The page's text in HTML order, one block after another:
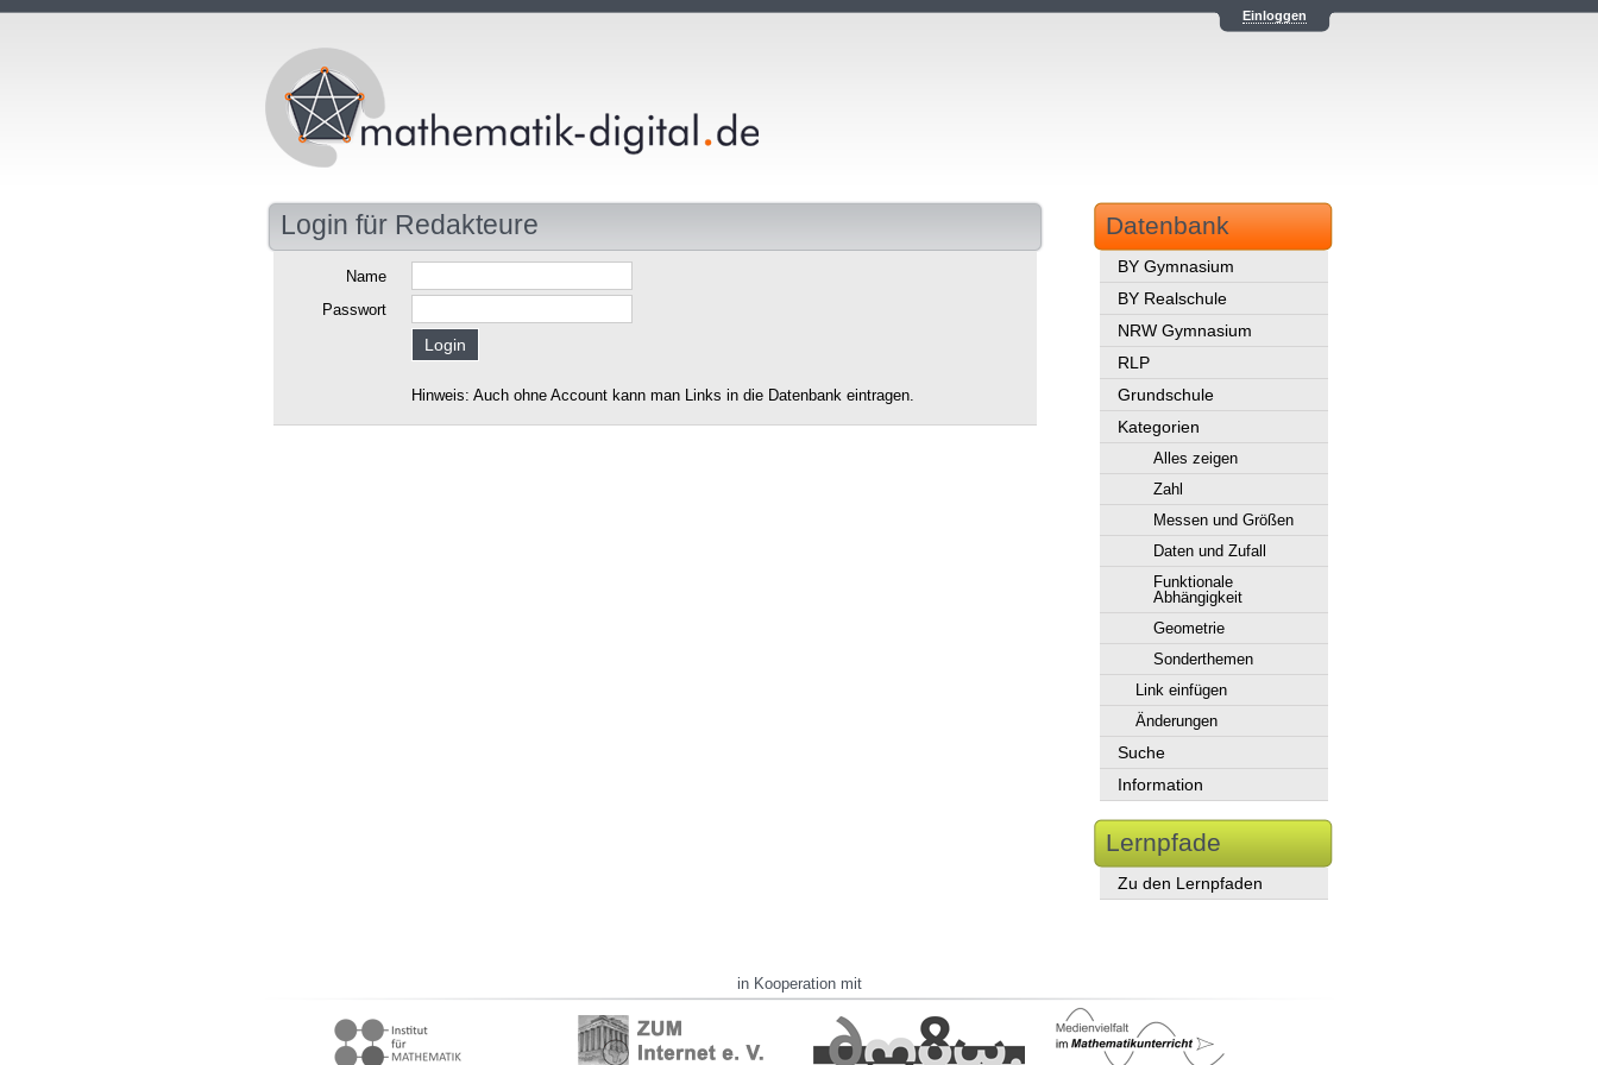
Einloggen
Login für Redakteure
Name
Passwort
Hinweis: Auch ohne Account kann man Links in die Datenbank eintragen.
Datenbank
BY Gymnasium
BY Realschule
NRW Gymnasium
RLP
Grundschule
Kategorien
Alles zeigen
Zahl
Messen und Größen
Daten und Zufall
Funktionale
Abhängigkeit
Geometrie
Sonderthemen
Link einfügen
Änderungen
Suche
Information
Lernpfade
Zu den Lernpfaden
in Kooperation mit